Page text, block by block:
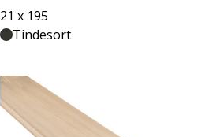
21 x 195
Tindesort